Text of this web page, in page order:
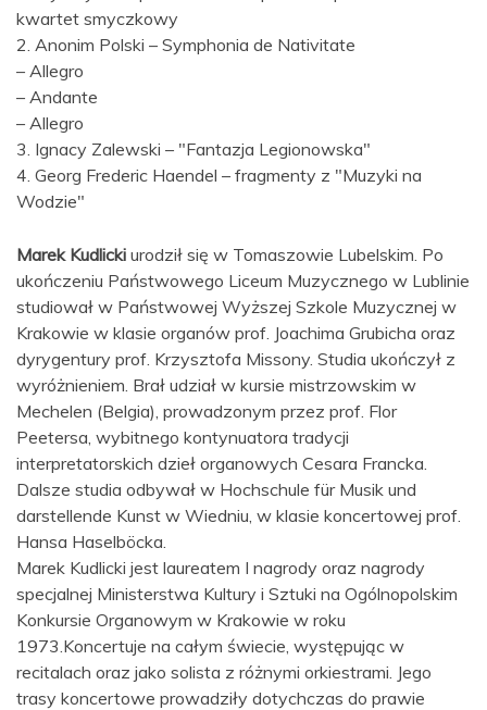
kwartet smyczkowy
2. Anonim Polski – Symphonia de Nativitate
– Allegro
– Andante
– Allegro
3. Ignacy Zalewski – "Fantazja Legionowska"
4. Georg Frederic Haendel – fragmenty z "Muzyki na
Wodzie"
Marek Kudlicki urodził się w Tomaszowie Lubelskim. Po
ukończeniu Państwowego Liceum Muzycznego w Lublinie
studiował w Państwowej Wyższej Szkole Muzycznej w
Krakowie w klasie organów prof. Joachima Grubicha oraz
dyrygentury prof. Krzysztofa Missony. Studia ukończył z
wyróżnieniem. Brał udział w kursie mistrzowskim w
Mechelen (Belgia), prowadzonym przez prof. Flor
Peetersa, wybitnego kontynuatora tradycji
interpretatorskich dzieł organowych Cesara Francka.
Dalsze studia odbywał w Hochschule für Musik und
darstellende Kunst w Wiedniu, w klasie koncertowej prof.
Hansa Haselböcka.
Marek Kudlicki jest laureatem I nagrody oraz nagrody
specjalnej Ministerstwa Kultury i Sztuki na Ogólnopolskim
Konkursie Organowym w Krakowie w roku
1973.Koncertuje na całym świecie, występując w
recitalach oraz jako solista z różnymi orkiestrami. Jego
trasy koncertowe prowadziły dotychczas do prawie